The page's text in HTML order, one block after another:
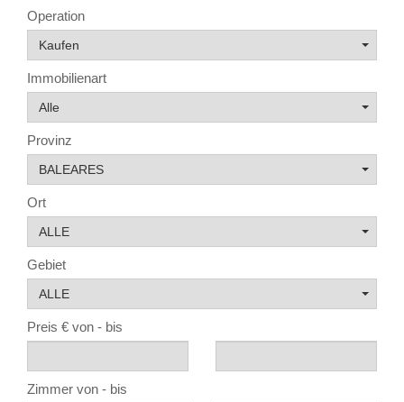
Operation
Kaufen
Immobilienart
Alle
Provinz
BALEARES
Ort
ALLE
Gebiet
ALLE
Preis € von - bis
Zimmer von - bis